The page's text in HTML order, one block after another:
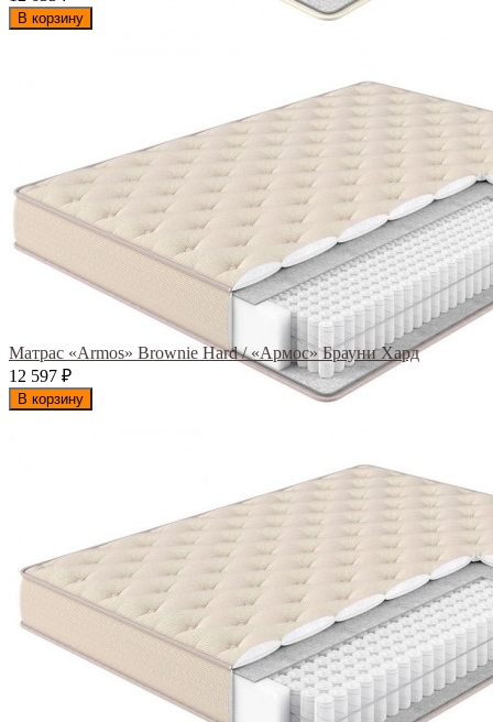
В корзину
Матрас «Armos» Brownie Hard / «Армос» Брауни Хард
12 597 ₽
В корзину